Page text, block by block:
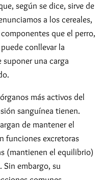
según se dice, sirve de
a los cereales,
que el perro,
conllevar la
una carga
más activos del
sanguínea tienen.
de mantener el
funciones excretoras
(mantienen el equilibrio)
embargo, su